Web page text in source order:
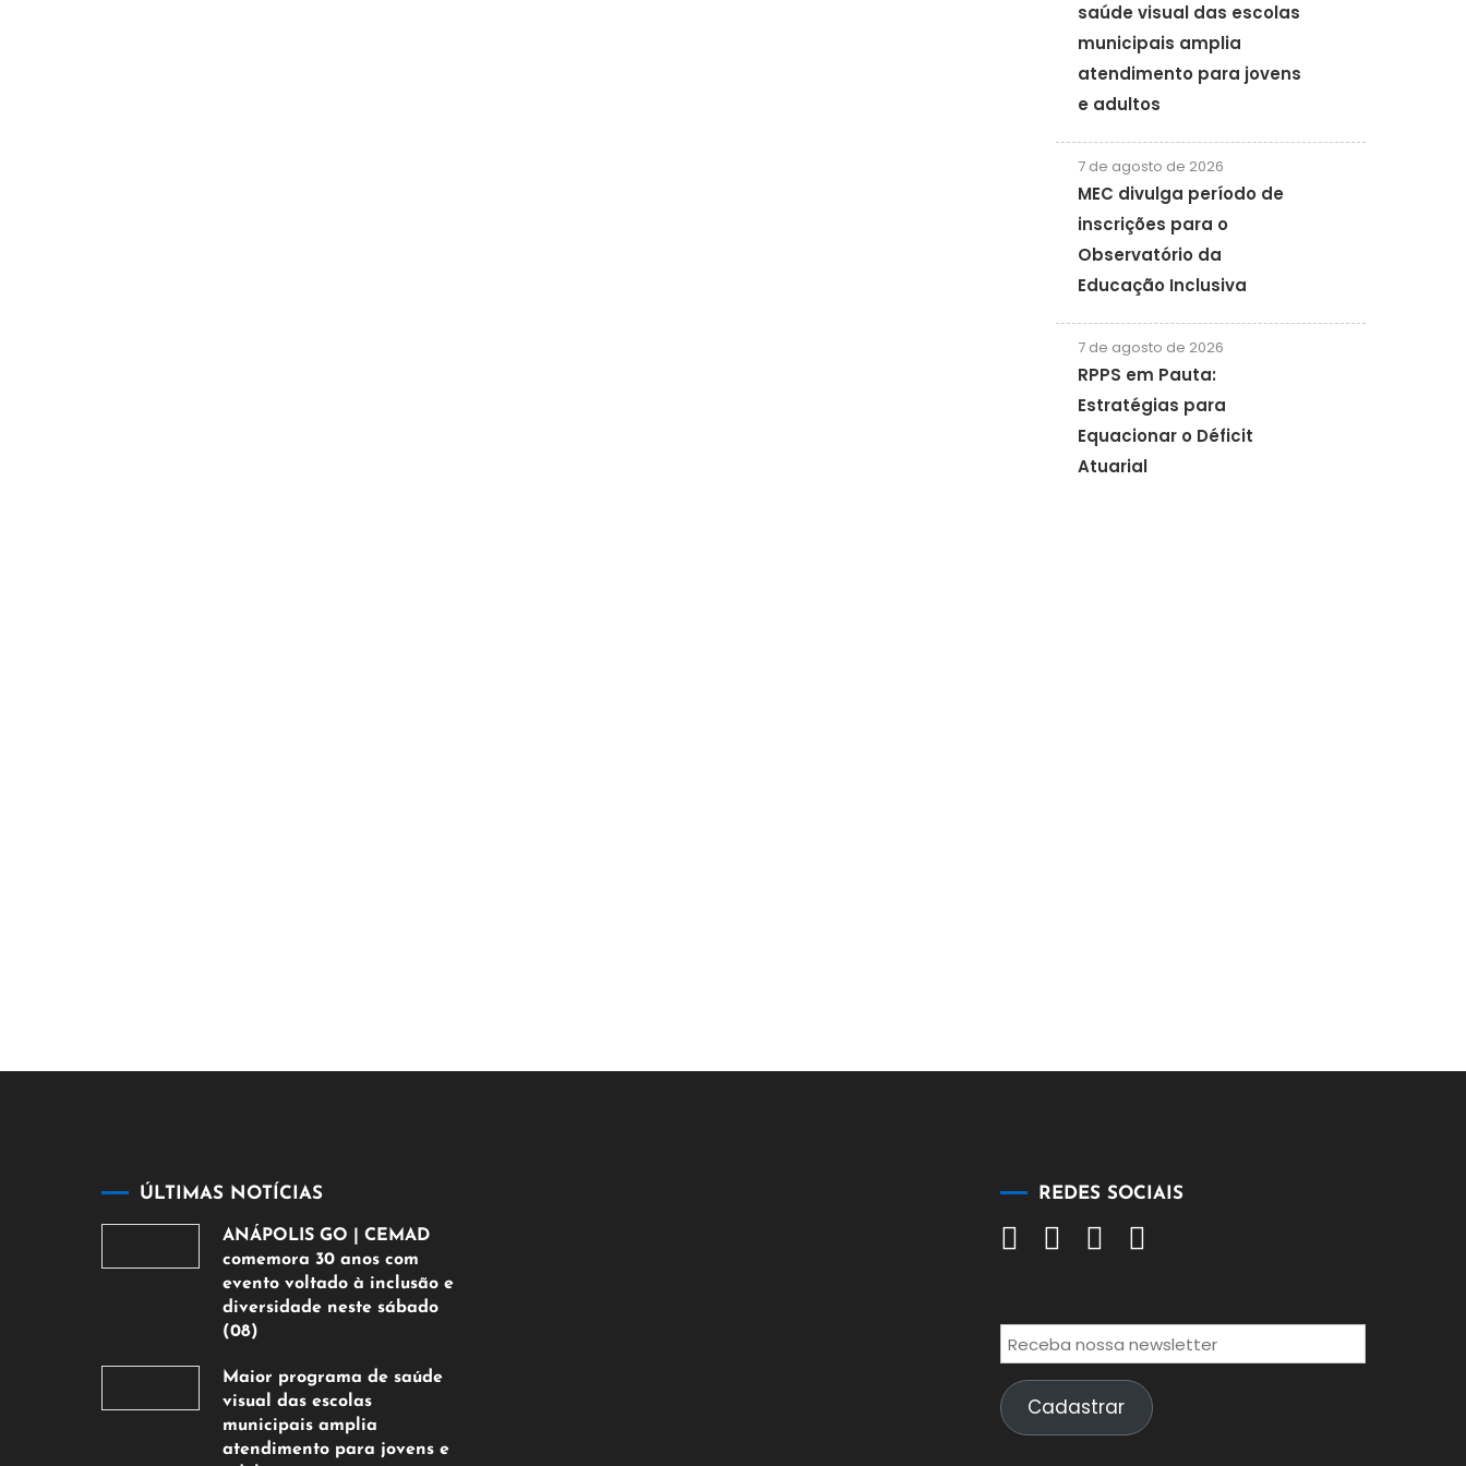
saúde visual das escolas
municipais amplia
atendimento para jovens
e adultos
7 de agosto de 2026
MEC divulga período de
inscrições para o
Observatório da
Educação Inclusiva
7 de agosto de 2026
RPPS em Pauta:
Estratégias para
Equacionar o Déficit
Atuarial
ÚLTIMAS NOTÍCIAS
ANÁPOLIS GO | CEMAD
comemora 30 anos com
evento voltado à inclusão e
diversidade neste sábado
(08)
de
agosto
de
Maior programa de saúde
visual das escolas
municipais amplia
atendimento para jovens e
REDES SOCIAIS
Cadastrar